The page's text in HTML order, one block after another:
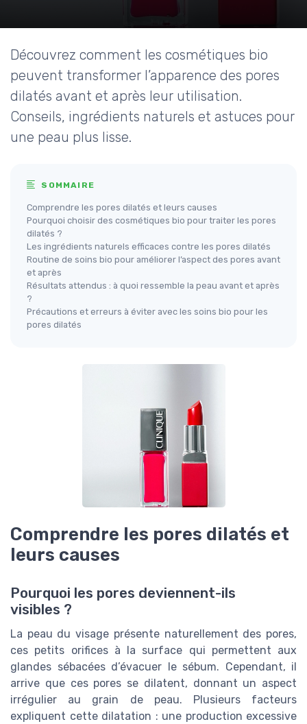
Découvrez comment les cosmétiques bio
peuvent transformer l’apparence des pores
dilatés avant et après leur utilisation.
Conseils, ingrédients naturels et astuces pour
une peau plus lisse.
SOMMAIRE
Comprendre les pores dilatés et leurs causes
Pourquoi choisir des cosmétiques bio pour traiter les pores
dilatés ?
Les ingrédients naturels efficaces contre les pores dilatés
Routine de soins bio pour améliorer l’aspect des pores avant
et après
Résultats attendus : à quoi ressemble la peau avant et après
?
Précautions et erreurs à éviter avec les soins bio pour les
pores dilatés
Comprendre les pores dilatés et
leurs causes
Pourquoi les pores deviennent-ils
visibles ?
La peau du visage présente naturellement des pores,
ces petits orifices à la surface qui permettent aux
glandes sébacées d’évacuer le sébum. Cependant, il
arrive que ces pores se dilatent, donnant un aspect
irrégulier au grain de peau. Plusieurs facteurs
expliquent cette dilatation : une production excessive